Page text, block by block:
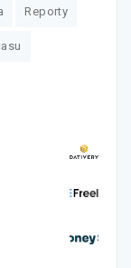
Reporty